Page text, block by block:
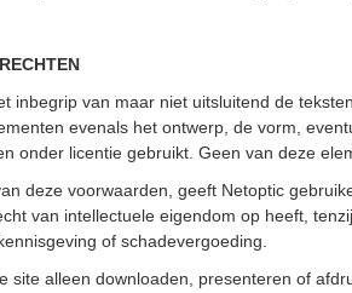
inbegrip van maar niet uitsluitend de
evenals het ontwerp, de vorm,
onder licentie gebruikt. Geen van deze
deze voorwaarden, geeft Netoptic
van intellectuele eigendom op heeft,
of schadevergoeding.
site alleen downloaden, presenteren of